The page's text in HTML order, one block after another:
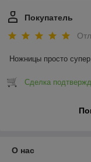
Покупатель
Ножницы просто
Сделка
О нас